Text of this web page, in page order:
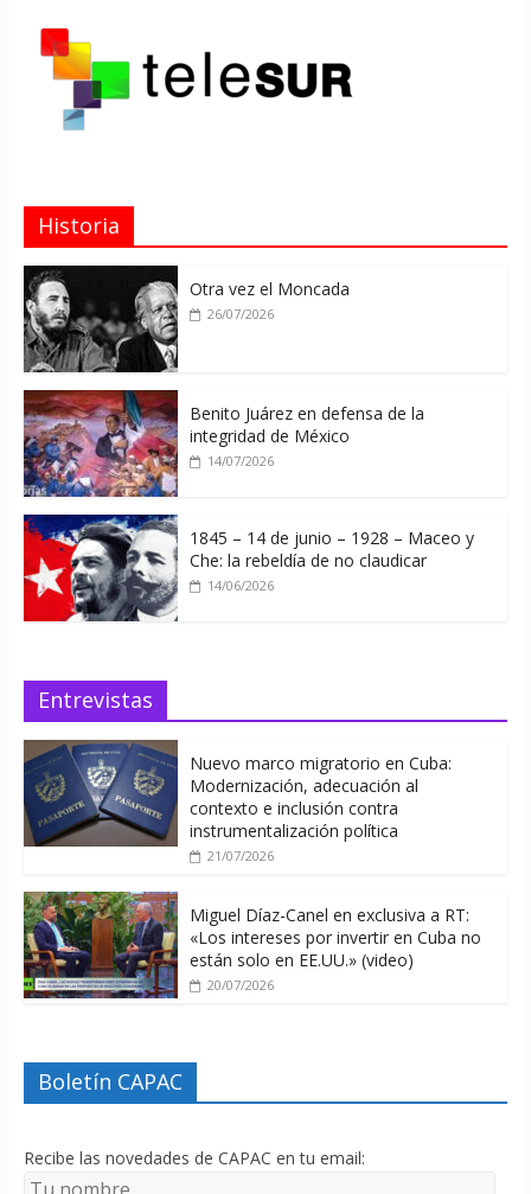
Historia
Otra vez el Moncada
26/07/2026
Benito Juárez en defensa de la
integridad de México
14/07/2026
1845 – 14 de junio – 1928 – Maceo y
Che: la rebeldía de no claudicar
14/06/2026
Entrevistas
Nuevo marco migratorio en Cuba:
Modernización, adecuación al
contexto e inclusión contra
instrumentalización política
21/07/2026
Miguel Díaz-Canel en exclusiva a RT:
«Los intereses por invertir en Cuba no
están solo en EE.UU.» (video)
20/07/2026
Boletín CAPAC
Recibe las novedades de CAPAC en tu email: